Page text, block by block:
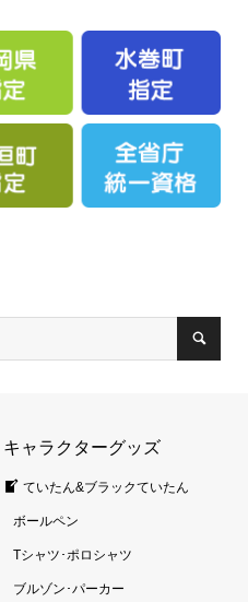
キャラクターグッズ
ていたん&ブラックていたん
ボールペン
Tシャツ･ポロシャツ
ブルゾン･パーカー